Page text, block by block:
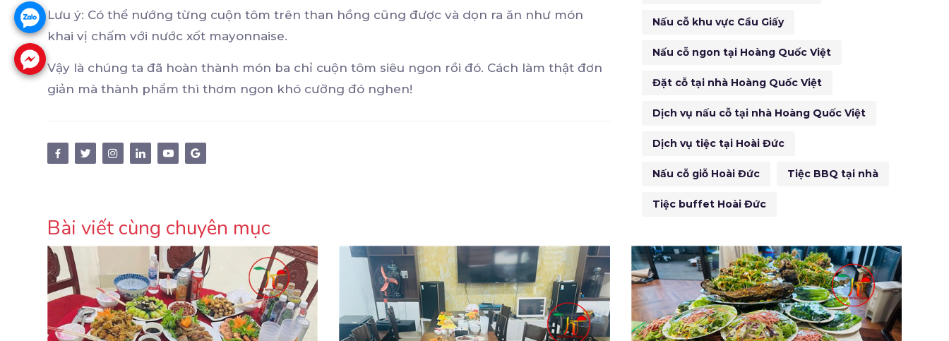
Lưu ý: Có thể nướng từng cuộn tôm trên than hồng cũng được và dọn ra ăn như món
khai vị chấm với nước xốt mayonnaise.
Vậy là chúng ta đã hoàn thành món ba chỉ cuộn tôm siêu ngon rồi đó. Cách làm thật đơn
giản mà thành phẩm thì thơm ngon khó cưỡng đó nghen!
Nấu cỗ khu vực Cầu Giấy
Nấu cỗ ngon tại Hoàng Quốc Việt
Đặt cỗ tại nhà Hoàng Quốc Việt
Dịch vụ nấu cỗ tại nhà Hoàng Quốc Việt
Dịch vụ tiệc tại Hoài Đức
Nấu cỗ giỗ Hoài Đức Tiệc BBQ tại nhà
Tiệc buffet Hoài Đức
Bài viết cùng chuyên mục